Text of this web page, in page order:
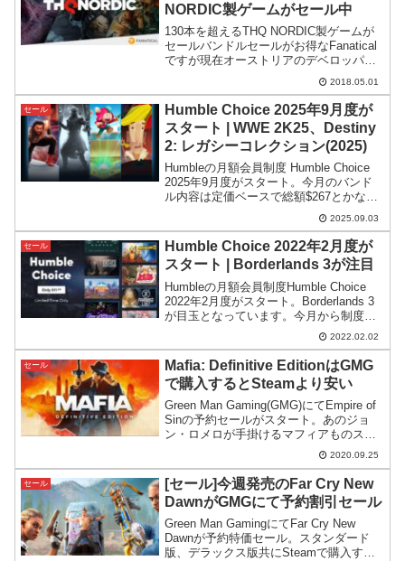
NORDIC製ゲームがセール中
130本を超えるTHQ NORDIC製ゲームが
セールバンドルセールがお得なFanatical
ですが現在オーストリアのデベロッパ
ー、THQ NORDIC製ゲームのセールを行
っています。対象となるゲームは130本以
上、最大で80%OFFの割引率...
2018.05.01
セール
Humble Choice 2025年9月度が
スタート | WWE 2K25、Destiny
2: レガシーコレクション(2025)
Humbleの月額会員制度 Humble Choice
2025年9月度がスタート。今月のバンド
ル内容は定価ベースで総額$267とかなり
2025.09.03
セール
Humble Choice 2022年2月度が
スタート | Borderlands 3が注目
Humbleの月額会員制度Humble Choice
2022年2月度がスタート。Borderlands 3
が目玉となっています。今月から制度が
大きく変わり、旧来と会員の中断方法が
少し変化していますのでその点を紹介し
ます。
2022.02.02
セール
Mafia: Definitive EditionはGMG
で購入するとSteamより安い
Green Man Gaming(GMG)にてEmpire of
Sinの予約セールがスタート。あのジョ
ン・ロメロが手掛けるマフィアものスト
ラテジーゲーム、更にパラドゲーにして
は珍しく最初から日本語が実装されてい
るということで期待がかかります。
2020.09.25
セール
[セール]今週発売のFar Cry New
DawnがGMGにて予約割引セール
Green Man GamingにてFar Cry New
Dawnが予約特価セール。スタンダード
版、デラックス版共にSteamで購入する